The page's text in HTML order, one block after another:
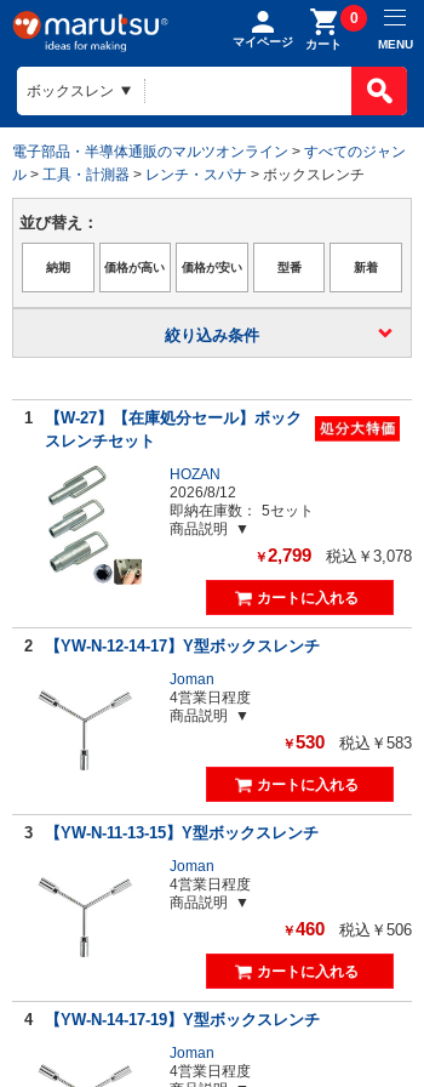
マイページ カート
0
MENU
電子部品・半導体通販のマルツオンライン > すべてのジャン
ル > 工具・計測器 > レンチ・スパナ > ボックスレンチ
並び替え：
絞り込み条件
1
【W-27】【在庫処分セール】ボック
スレンチセット
HOZAN
2026/8/12
即納在庫数：
5セット
商品説明
￥2,799 税込￥3,078
2 【YW-N-12-14-17】Y型ボックスレンチ
Joman
4営業日程度
商品説明
￥530 税込￥583
3 【YW-N-11-13-15】Y型ボックスレンチ
Joman
4営業日程度
商品説明
￥460 税込￥506
4 【YW-N-14-17-19】Y型ボックスレンチ
Joman
4営業日程度